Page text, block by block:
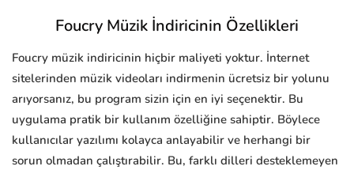
Foucry Müzik İndiricinin Özellikleri
Foucry müzik indiricinin hiçbir maliyeti yoktur. İnternet
sitelerinden müzik videoları indirmenin ücretsiz bir yolunu
arıyorsanız, bu program sizin için en iyi seçenektir. Bu
uygulama pratik bir kullanım özelliğine sahiptir. Böylece
kullanıcılar yazılımı kolayca anlayabilir ve herhangi bir
sorun olmadan çalıştırabilir. Bu, farklı dilleri desteklemeyen